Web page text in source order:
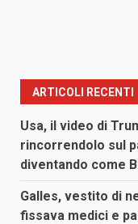
ARTICOLI RECENTI
Usa, il video di
rincorrendolo sul
diventando come
Galles, vestito di
fissava medici e